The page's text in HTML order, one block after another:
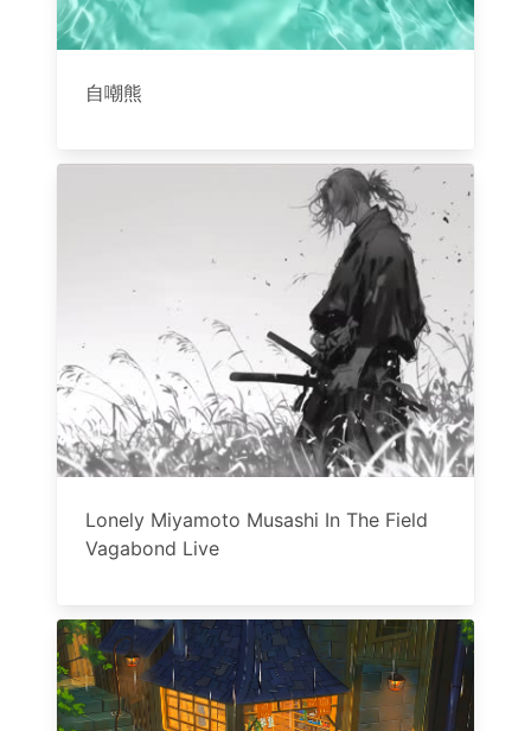
自嘲熊
Lonely Miyamoto Musashi In The Field
Vagabond Live